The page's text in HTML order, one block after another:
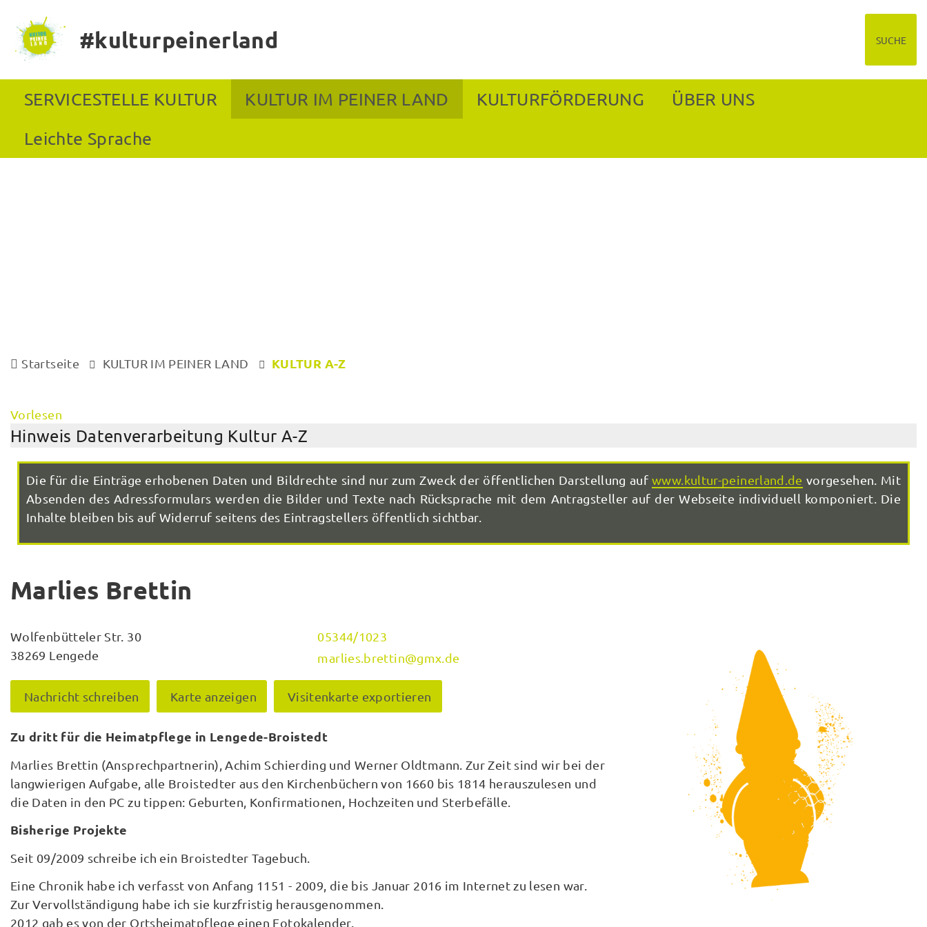
#kulturpeinerland SUCHE
SERVICESTELLE KULTUR KULTUR IM PEINER LAND KULTURFÖRDERUNG
ÜBER UNS
Leichte Sprache
Startseite KULTUR IM PEINER LAND KULTUR A-Z
Vorlesen
Hinweis Datenverarbeitung Kultur A-Z
Die für die Einträge erhobenen Daten und Bildrechte sind nur zum Zweck der öffentlichen Darstellung aufwww.kultur-peinerland.de vorgesehen. Mit
Absenden des Adressformulars werden die Bilder und Texte nach Rücksprache mit dem Antragsteller auf der Webseite individuell komponiert. Die
Inhalte bleiben bis auf Widerruf seitens des Eintragstellers öffentlich sichtbar.
Marlies Brettin
Wolfenbütteler Str. 30
38269 Lengede
05344/1023
marlies.brettin@gmx.de
Nachricht schreiben Karte anzeigen Visitenkarte exportieren
Zu dritt für die Heimatpflege in Lengede-Broistedt
Marlies Brettin (Ansprechpartnerin), Achim Schierding und Werner Oldtmann. Zur Zeit sind wir bei der
langwierigen Aufgabe, alle Broistedter aus den Kirchenbüchern von 1660 bis 1814 herauszulesen und
die Daten in den PC zu tippen: Geburten, Konfirmationen, Hochzeiten und Sterbefälle.
Bisherige Projekte
Seit 09/2009 schreibe ich ein Broistedter Tagebuch.
Eine Chronik habe ich verfasst von Anfang 1151 - 2009, die bis Januar 2016 im Internet zu lesen war.
Zur Vervollständigung habe ich sie kurzfristig herausgenommen.
2012 gab es von der Ortsheimatpflege einen Fotokalender.